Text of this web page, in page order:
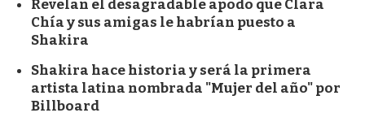
Revelan el desagradable apodo que Clara
Chía y sus amigas le habrían puesto a
Shakira
Shakira hace historia y será la primera
artista latina nombrada "Mujer del año" por
Billboard